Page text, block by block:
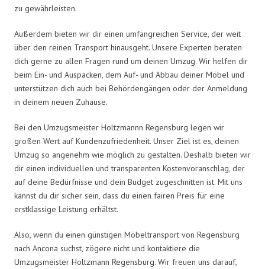
zu gewährleisten.
Außerdem bieten wir dir einen umfangreichen Service, der weit
über den reinen Transport hinausgeht. Unsere Experten beraten
dich gerne zu allen Fragen rund um deinen Umzug. Wir helfen dir
beim Ein- und Auspacken, dem Auf- und Abbau deiner Möbel und
unterstützen dich auch bei Behördengängen oder der Anmeldung
in deinem neuen Zuhause.
Bei den Umzugsmeister Holtzmannn Regensburg legen wir
großen Wert auf Kundenzufriedenheit. Unser Ziel ist es, deinen
Umzug so angenehm wie möglich zu gestalten. Deshalb bieten wir
dir einen individuellen und transparenten Kostenvoranschlag, der
auf deine Bedürfnisse und dein Budget zugeschnitten ist. Mit uns
kannst du dir sicher sein, dass du einen fairen Preis für eine
erstklassige Leistung erhältst.
Also, wenn du einen günstigen Möbeltransport von Regensburg
nach Ancona suchst, zögere nicht und kontaktiere die
Umzugsmeister Holtzmann Regensburg. Wir freuen uns darauf,